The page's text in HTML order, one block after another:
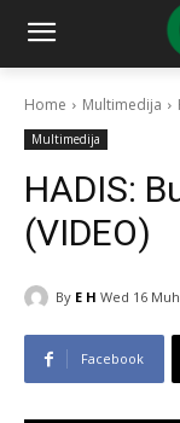
Home Multimedija
Multimedija
HADIS:
(VIDEO)
By E H Wed 16
Facebook